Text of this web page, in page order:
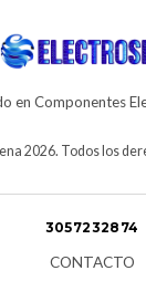
en Componentes
2026. Todos los
3057232874
CONTACTO